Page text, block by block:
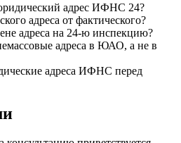
адрес ИФНС 24?
адреса от фактического?
адреса на 24-ю инспекцию?
адреса в ЮАО, а не в
адреса ИФНС перед